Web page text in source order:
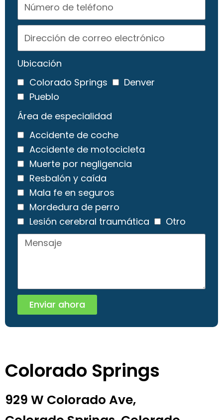
Ubicación
Colorado Springs
Denver
Pueblo
Área de especialidad
Accidente de coche
Accidente de motocicleta
Muerte por negligencia
Resbalón y caída
Mala fe en seguros
Mordedura de perro
Lesión cerebral traumática
Otro
Enviar ahora
Colorado Springs
929 W Colorado Ave,